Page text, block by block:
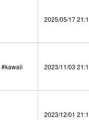
2025/05/17
#kawaii 2023/11/03
2023/12/01